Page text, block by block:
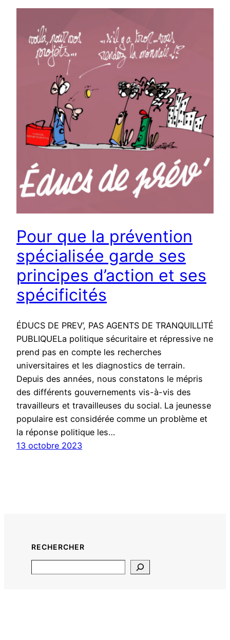
Pour que la prévention
spécialisée garde ses
principes d’action et ses
spécificités
ÉDUCS DE PREV’, PAS AGENTS DE TRANQUILLITÉ
PUBLIQUELa politique sécuritaire et répressive ne
prend pas en compte les recherches
universitaires et les diagnostics de terrain.
Depuis des années, nous constatons le mépris
des différents gouvernements vis-à-vis des
travailleurs et travailleuses du social. La jeunesse
populaire est considérée comme un problème et
la réponse politique les…
13 octobre 2023
RECHERCHER